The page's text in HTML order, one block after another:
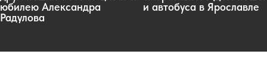
юбилею Александра
Радулова
и автобуса в Ярославле